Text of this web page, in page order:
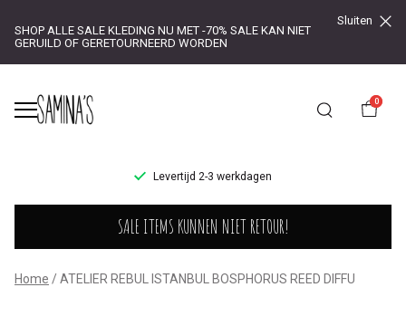
SHOP ALLE SALE KLEDING NU MET -70% SALE KAN NIET
GERUILD OF GERETOURNEERD WORDEN
Sluiten
0
Levertijd 2-3 werkdagen
ATELIER
REBUL
ISTANBUL
SALE ITEMS KUNNEN NIET RETOUR!
Home ATELIER REBUL ISTANBUL BOSPHORUS REED DIFFU